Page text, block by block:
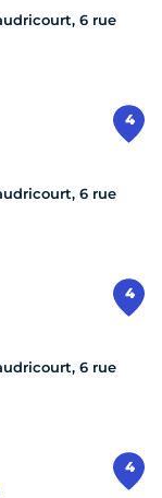
6 rue
4
6 rue
4
6 rue
4